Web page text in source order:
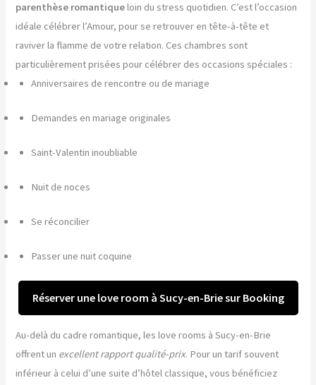
parenthèse romantiqueloin du stress quotidien. C’est l’occasion
idéale célébrer l’Amour, pour se retrouver en tête-à-tête et
raviver la flamme de votre relation. Ces chambres sont
particulièrement prisées pour célébrer des occasions spéciales :
Anniversaires de rencontre ou de mariage
Demandes en mariage originales
Saint-Valentin inoubliable
Nuit de noces
Se réconcilier
Passer une nuit coquine
Réserver une love room à Sucy-en-Brie sur Booking
Au-delà du cadre romantique, les love rooms à Sucy-en-Brie
offrent un excellent rapport qualité-prix. Pour un tarif souvent
inférieur à celui d’une suite d’hôtel classique, vous bénéficiez